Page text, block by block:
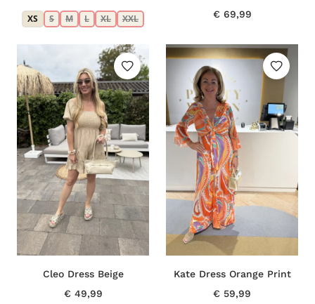
prijs
was:
prijs
is:
XS S M L XL XXL € 69,99
Cleo Dress Beige
€ 49,99
Kate Dress Orange Print
€ 59,99